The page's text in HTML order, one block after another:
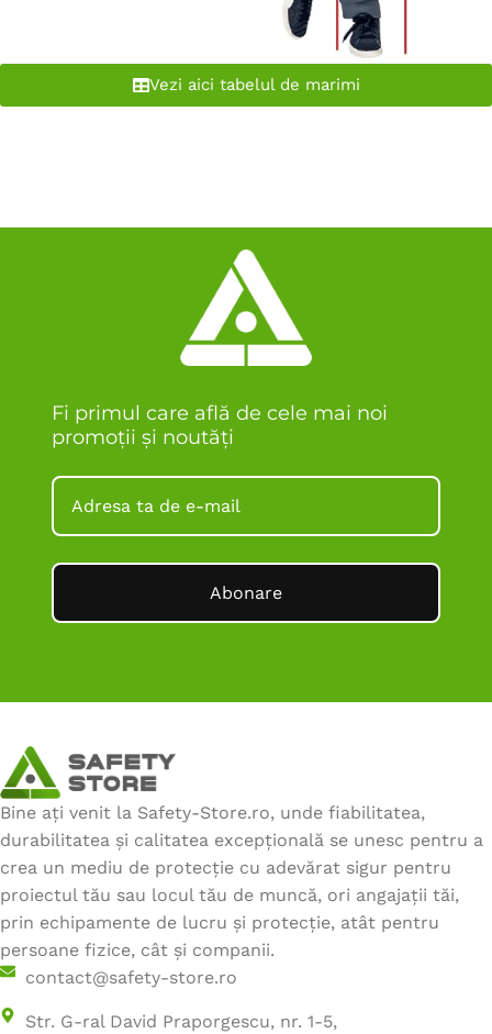
Vezi aici tabelul de marimi
Fi primul care află de cele mai noi
promoții și noutăți
Abonare
Bine ați venit la Safety-Store.ro, unde fiabilitatea,
durabilitatea și calitatea excepțională se unesc pentru a
crea un mediu de protecție cu adevărat sigur pentru
proiectul tău sau locul tău de muncă, ori angajații tăi,
prin echipamente de lucru și protecție, atât pentru
persoane fizice, cât și companii.
contact@safety-store.ro
Str. G-ral David Praporgescu, nr. 1-5,